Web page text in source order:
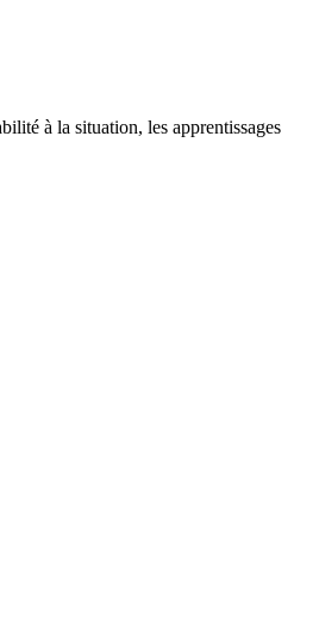
à la situation, les apprentissages